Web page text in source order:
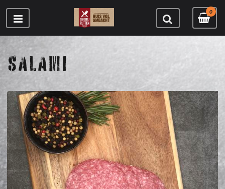
0
SALAMI